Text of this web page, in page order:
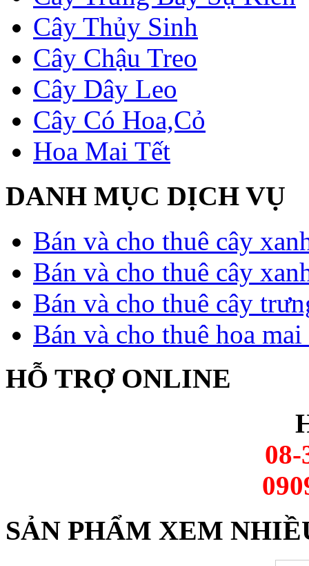
Cây Thủy Sinh
Cây Chậu Treo
Cây Dây Leo
Cây Có Hoa,Cỏ
Hoa Mai Tết
DANH MỤC DỊCH VỤ
Bán và cho thuê cây
Bán và cho thuê cây
Bán và cho thuê cây
Bán và cho thuê hoa mai
HỖ TRỢ ONLINE
08-
SẢN PHẨM XEM